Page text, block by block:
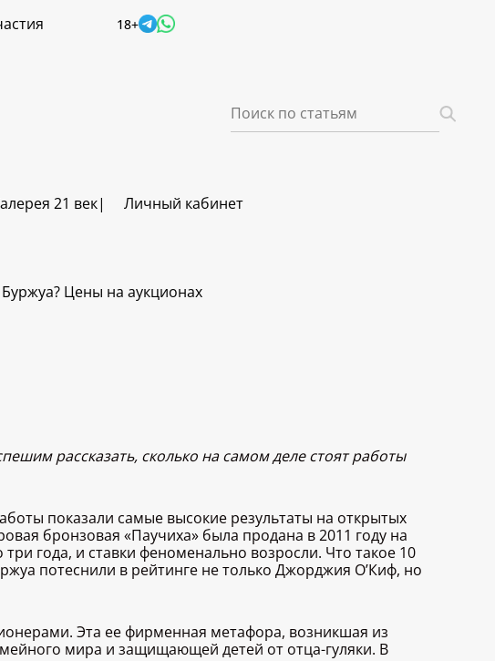
18+
21 век Личный кабинет
Цены на аукционах
рассказать, сколько на самом деле стоят работы
показали самые высокие результаты на открытых
бронзовая «Паучиха» была продана в 2011 году на
года, и ставки феноменально возросли. Что такое 10
потеснили в рейтинге не только Джорджия O’Киф, но
Эта ее фирменная метафора, возникшая из
мира и защищающей детей от отца-гуляки. В